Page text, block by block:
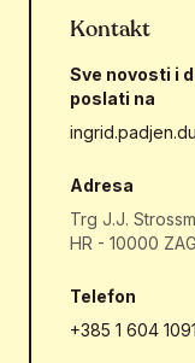
Kontakt
Sve novosti i
poslati na
Adresa
Trg J.J.
HR - 10000
Telefon
+385 1 604 1091